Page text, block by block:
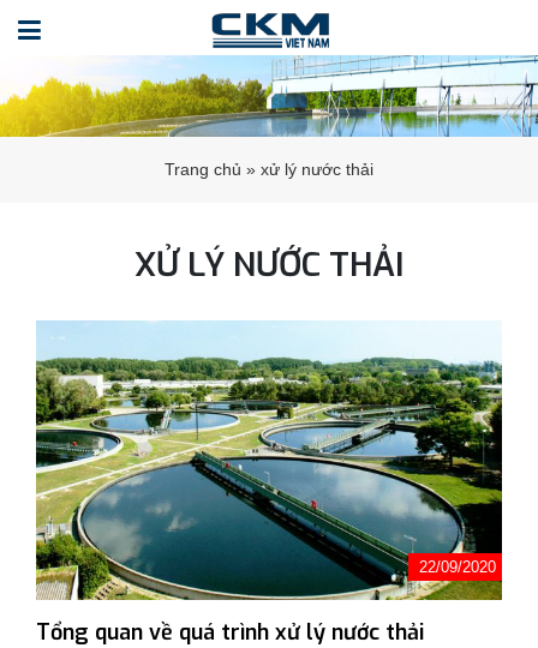
Trang chủ » xử lý nước thải
XỬ LÝ NƯỚC THẢI
22/09/2020
Tổng quan về quá trình xử lý nước thải